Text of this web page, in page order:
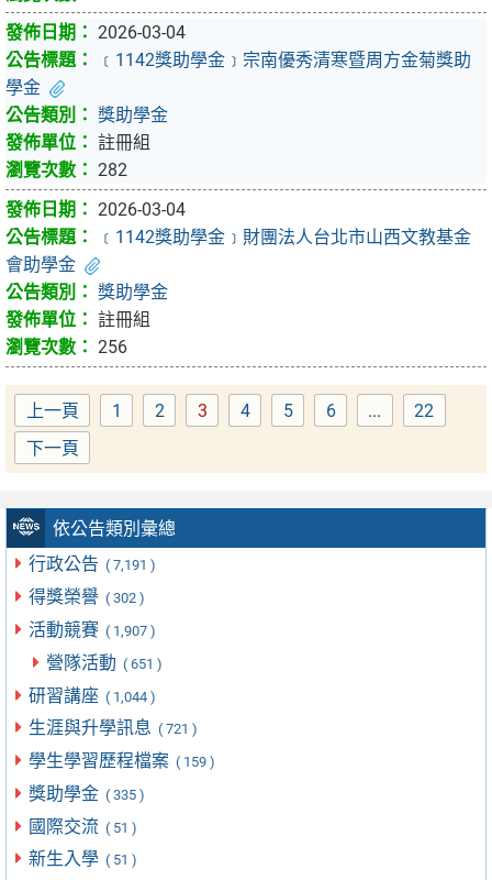
依公告類別彙總
行政公告 ( 7,191 )
得獎榮譽 ( 302 )
活動競賽 ( 1,907 )
營隊活動 ( 651 )
研習講座 ( 1,044 )
生涯與升學訊息 ( 721 )
學生學習歷程檔案 ( 159 )
獎助學金 ( 335 )
國際交流 ( 51 )
新生入學 ( 51 )
2026-03-04
﹝1142獎助學金﹞宗南優秀清寒暨周方金菊獎助
學金
獎助學金
註冊組
282
2026-03-04
﹝1142獎助學金﹞財團法人台北市山西文教基金
會助學金
獎助學金
註冊組
256
上一頁 Page
1 Page
2 Page
3 Page
4 Page
5 Page
6 ... Page
22
下一頁